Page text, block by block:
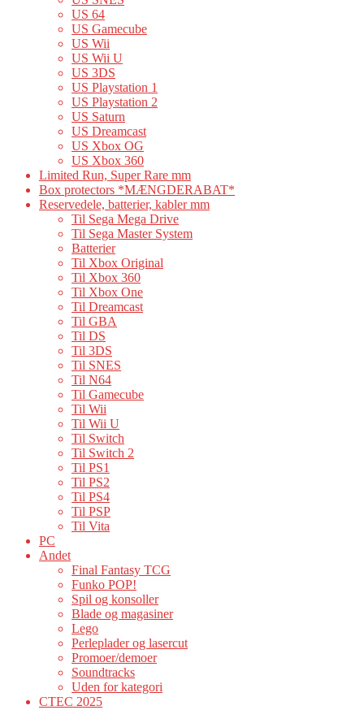
US 64
US Gamecube
US Wii
US Wii U
US 3DS
US Playstation 1
US Playstation 2
US Saturn
US Dreamcast
US Xbox OG
US Xbox 360
Limited Run, Super Rare mm
Box protectors *MÆNGDERABAT*
Reservedele, batterier, kabler mm
Til Sega Mega Drive
Til Sega Master System
Batterier
Til Xbox Original
Til Xbox 360
Til Xbox One
Til Dreamcast
Til GBA
Til DS
Til 3DS
Til SNES
Til N64
Til Gamecube
Til Wii
Til Wii U
Til Switch
Til Switch 2
Til PS1
Til PS2
Til PS4
Til PSP
Til Vita
PC
Andet
Final Fantasy TCG
Funko POP!
Spil og konsoller
Blade og magasiner
Lego
Perleplader og lasercut
Promoer/demoer
Soundtracks
Uden for kategori
CTEC 2025